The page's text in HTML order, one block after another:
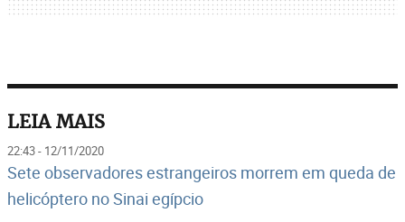
LEIA MAIS
22:43 - 12/11/2020
Sete observadores estrangeiros morrem em queda de
helicóptero no Sinai egípcio